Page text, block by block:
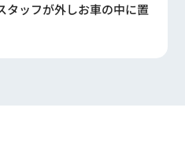
タッフが外しお車の中に置